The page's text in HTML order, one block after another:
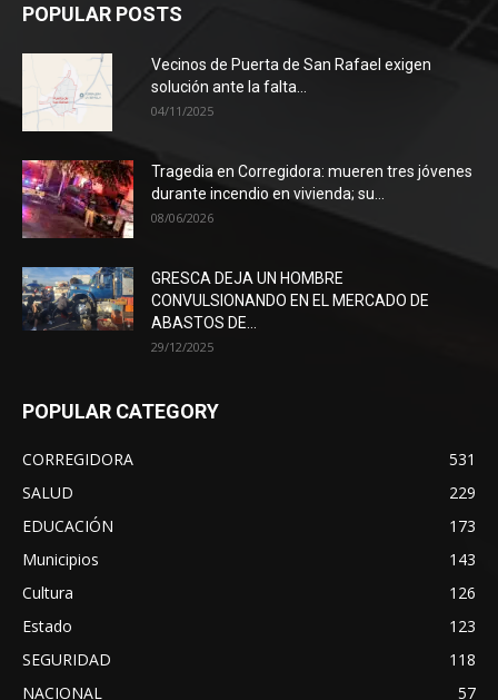
POPULAR POSTS
Vecinos de Puerta de San Rafael exigen
solución ante la falta...
04/11/2025
Tragedia en Corregidora: mueren tres jóvenes
durante incendio en vivienda; su...
08/06/2026
GRESCA DEJA UN HOMBRE
CONVULSIONANDO EN EL MERCADO DE
ABASTOS DE...
29/12/2025
POPULAR CATEGORY
CORREGIDORA
531
SALUD
229
EDUCACIÓN
173
Municipios
143
Cultura
126
Estado
123
SEGURIDAD
118
NACIONAL
57